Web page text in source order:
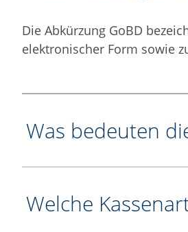
Die Abkürzung GoBD
elektronischer Form sowie
Was bedeuten
Welche